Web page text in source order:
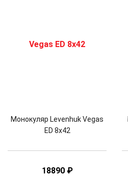
Монокуляр Levenhuk Vegas
ED 8x42
18890 ₽